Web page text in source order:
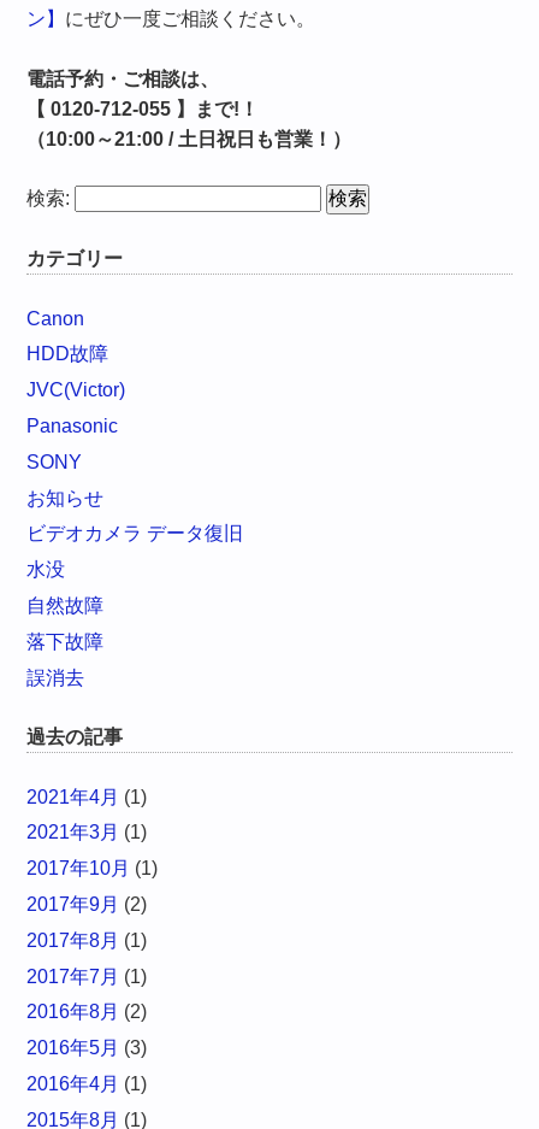
ン】 にぜひ一度ご相談ください。
電話予約・ご相談は、
【 0120-712-055 】まで!！
（10:00～21:00 / 土日祝日も営業！）
検索:
カテゴリー
Canon
HDD故障
JVC(Victor)
Panasonic
SONY
お知らせ
ビデオカメラ データ復旧
水没
自然故障
落下故障
誤消去
過去の記事
2021年4月 (1)
2021年3月 (1)
2017年10月 (1)
2017年9月 (2)
2017年8月 (1)
2017年7月 (1)
2016年8月 (2)
2016年5月 (3)
2016年4月 (1)
2015年8月 (1)